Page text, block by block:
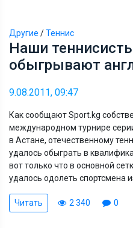
Другие /Теннис
Наши
обыгрывают
9.08.2011, 09:47
Как сообщают Sport.kg
международном турнире
в Астане, отечественному
удалось обыграть в
вот только что в основной
удалось одолеть спортсмена
Читать 2 340 0